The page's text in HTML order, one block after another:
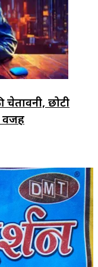
चेतावनी, छोटी
वजह